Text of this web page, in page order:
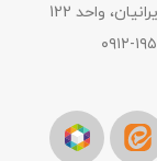
واحد 122